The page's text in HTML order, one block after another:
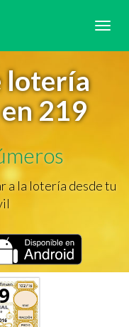
lotería
219
a la lotería desde tu